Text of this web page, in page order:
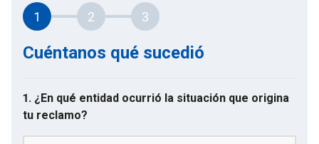
1 2 3
Cuéntanos qué sucedió
1. ¿En qué entidad ocurrió la situación que origina
tu reclamo?